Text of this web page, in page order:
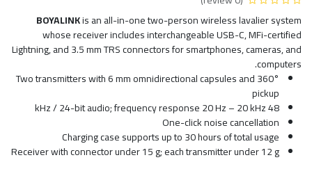
BOYALINKis an all-in-one two-person wireless lavalier system
whose receiver includes interchangeable USB-C, MFi-certified
Lightning, and 3.5 mm TRS connectors for smartphones, cameras, and
computers.
Two transmitters with 6 mm omnidirectional capsules and 360°
pickup
48 kHz / 24-bit audio; frequency response 20 Hz – 20 kHz
One-click noise cancellation
Charging case supports up to 30 hours of total usage
Receiver with connector under 15 g; each transmitter under 12 g